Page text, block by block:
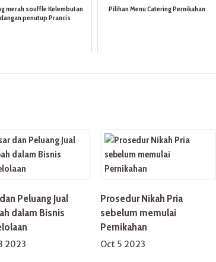
merah souffle Kelembutan
penutup Prancis
Pilihan Menu Catering Pernikahan
Peluang Jual
dalam Bisnis
2023
Prosedur Nikah Pria
sebelum memulai
Pernikahan
Oct 5 2023